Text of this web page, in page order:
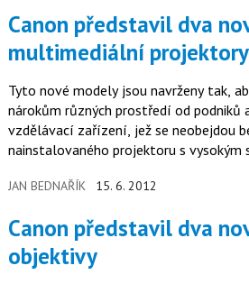
Canon představil dva nové
multimediální projektory
Tyto nové modely jsou navrženy tak,
nárokům různých prostředí od podniků
vzdělávací zařízení, jež se neobejdou
nainstalovaného projektoru s vysokým
JAN BEDNAŘÍK 15. 6. 2012
Canon představil dva nové kompaktní
objektivy